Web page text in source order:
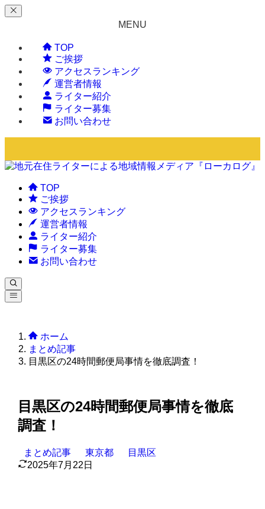
MENU
TOP
ご挨拶
アクセスランキング
運営者情報
ライター紹介
ライター募集
お問い合わせ
TOP
ご挨拶
アクセスランキング
運営者情報
ライター紹介
ライター募集
お問い合わせ
ホーム
まとめ記事
目黒区の24時間郵便局事情を徹底調査！
目黒区の24時間郵便局事情を徹底
調査！
まとめ記事 東京都
目黒区
2025年7月22日